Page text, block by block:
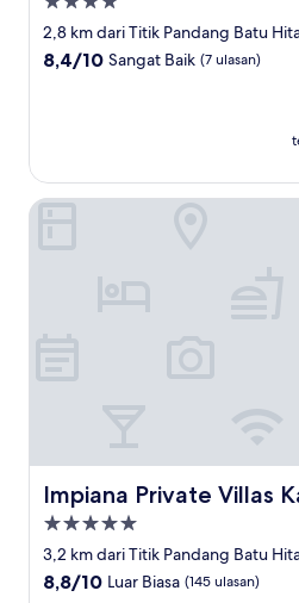
bintang
4.0
2,8 km dari Titik Pandang Batu
8.4
ulasan)
8,4/10 Sangat Baik (7 ulasan)
Impiana Private Villas
Impiana Private Villas Kata
Properti
bintang
5.0
3,2 km dari Titik Pandang Batu
8.8
8,8/10 Luar Biasa (145 ulasan)
Impiana Private Villas Kata Noi